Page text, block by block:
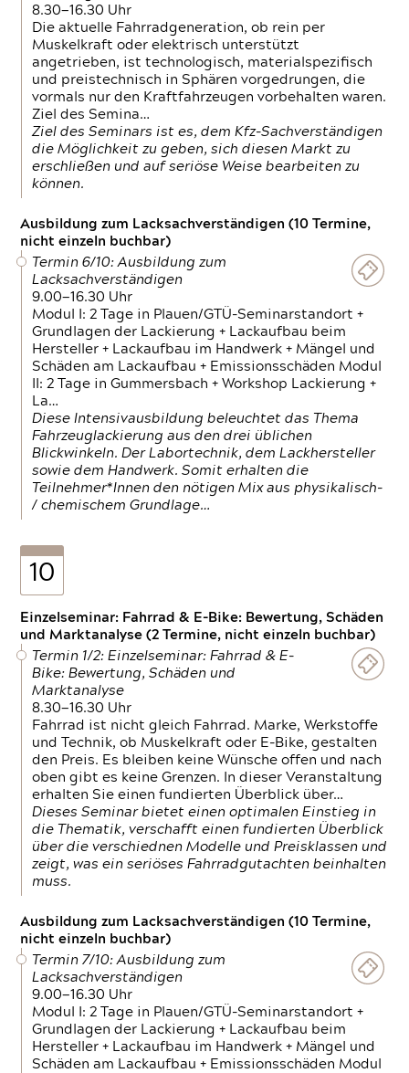
8.30—16.30 Uhr
Die aktuelle Fahrradgeneration, ob rein per
Muskelkraft oder elektrisch unterstützt
angetrieben, ist technologisch, materialspezifisch
und preistechnisch in Sphären vorgedrungen, die
vormals nur den Kraftfahrzeugen vorbehalten waren.
Ziel des Semina…
Ziel des Seminars ist es, dem Kfz-Sachverständigen
die Möglichkeit zu geben, sich diesen Markt zu
erschließen und auf seriöse Weise bearbeiten zu
können.
Ausbildung zum Lacksachverständigen (10 Termine,
nicht einzeln buchbar)
Termin 6/10: Ausbildung zum
Lacksachverständigen
9.00—16.30 Uhr
Modul I: 2 Tage in Plauen/GTÜ-Seminarstandort +
Grundlagen der Lackierung + Lackaufbau beim
Hersteller + Lackaufbau im Handwerk + Mängel und
Schäden am Lackaufbau + Emissionsschäden Modul
II: 2 Tage in Gummersbach + Workshop Lackierung +
La…
Diese Intensivausbildung beleuchtet das Thema
Fahrzeuglackierung aus den drei üblichen
Blickwinkeln. Der Labortechnik, dem Lackhersteller
sowie dem Handwerk. Somit erhalten die
Teilnehmer*Innen den nötigen Mix aus physikalisch-
/ chemischem Grundlage…
10
Einzelseminar: Fahrrad & E-Bike: Bewertung, Schäden
und Marktanalyse (2 Termine, nicht einzeln buchbar)
Termin 1/2: Einzelseminar: Fahrrad & E-
Bike: Bewertung, Schäden und
Marktanalyse
8.30—16.30 Uhr
Fahrrad ist nicht gleich Fahrrad. Marke, Werkstoffe
und Technik, ob Muskelkraft oder E-Bike, gestalten
den Preis. Es bleiben keine Wünsche offen und nach
oben gibt es keine Grenzen. In dieser Veranstaltung
erhalten Sie einen fundierten Überblick über…
Dieses Seminar bietet einen optimalen Einstieg in
die Thematik, verschafft einen fundierten Überblick
über die verschiednen Modelle und Preisklassen und
zeigt, was ein seriöses Fahrradgutachten beinhalten
muss.
Ausbildung zum Lacksachverständigen (10 Termine,
nicht einzeln buchbar)
Termin 7/10: Ausbildung zum
Lacksachverständigen
9.00—16.30 Uhr
Modul I: 2 Tage in Plauen/GTÜ-Seminarstandort +
Grundlagen der Lackierung + Lackaufbau beim
Hersteller + Lackaufbau im Handwerk + Mängel und
Schäden am Lackaufbau + Emissionsschäden Modul